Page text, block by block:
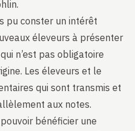
pu conster un intérêt
éleveurs à présenter
n’est pas obligatoire
Les éleveurs et le
qui sont transmis et
aux notes.
bénéficier une